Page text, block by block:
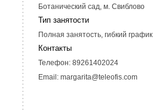
Ботанический сад, м. Свиблово
Тип занятости
Полная занятость, гибкий график
Контакты
Телефон: 89261402024
Email: margarita@teleofis.com